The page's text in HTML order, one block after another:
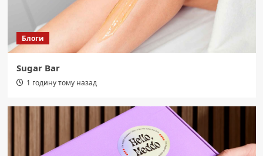
5
Область
Торгівля людьми на Буковині:
Сокирянська колонія під прицілом
слідства
1
Екстремальна спека: 13 порад, як
організму.
Область
СБУ: Ворог розставив “медові пастки”
Блоги
Sugar Bar
1 годину тому назад